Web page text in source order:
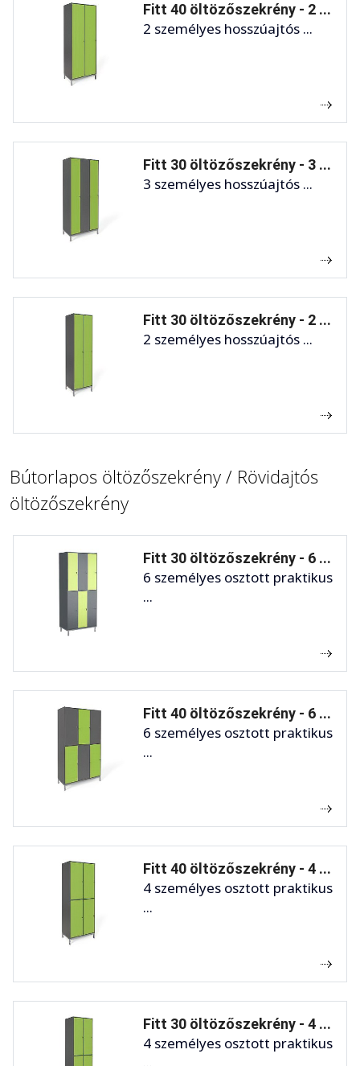
Fitt 40 öltözőszekrény - 2 ...
2 személyes hosszúajtós ...
Fitt 30 öltözőszekrény - 3 ...
3 személyes hosszúajtós ...
Fitt 30 öltözőszekrény - 2 ...
2 személyes hosszúajtós ...
Bútorlapos öltözőszekrény / Rövidajtós
öltözőszekrény
Fitt 30 öltözőszekrény - 6 ...
6 személyes osztott praktikus
...
Fitt 40 öltözőszekrény - 6 ...
6 személyes osztott praktikus
...
Fitt 40 öltözőszekrény - 4 ...
4 személyes osztott praktikus
...
Fitt 30 öltözőszekrény - 4 ...
4 személyes osztott praktikus